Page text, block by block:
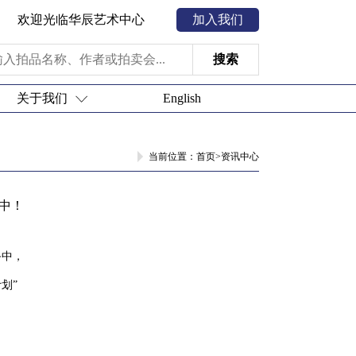
加入我们
欢迎光临华辰艺术中心
搜索
关于我们 English
当前位置： 首页>资讯中心
！
，
”